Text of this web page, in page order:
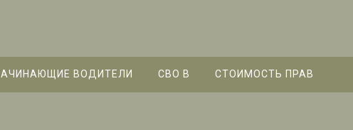
ВОДИТЕЛИ СВО B СТОИМОСТЬ ПРАВ